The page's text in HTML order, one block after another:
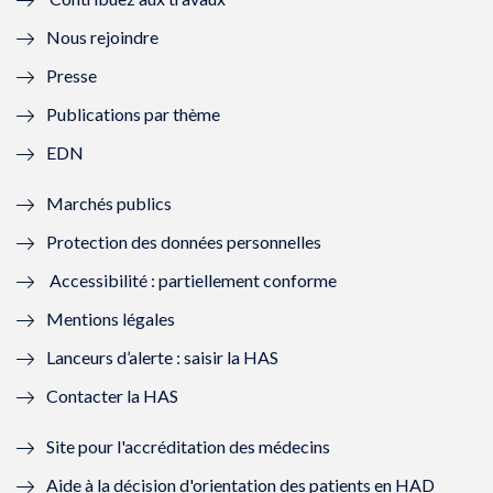
l
l
f
n
ê
t
r
e
)
e
e
n
ê
r
)
ê
t
e
ê
)
Nous rejoindre
Presse
Publications par thème
EDN
Marchés publics
Protection des données personnelles
Accessibilité : partiellement conforme
Mentions légales
Lanceurs d’alerte : saisir la HAS
Contacter la HAS
Site pour l'accréditation des médecins
Aide à la décision d'orientation des patients en HAD